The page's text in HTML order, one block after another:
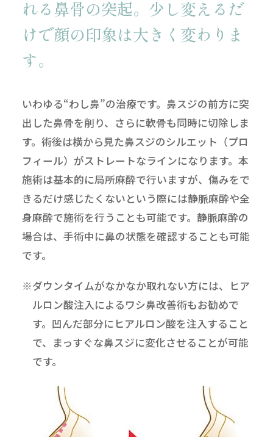
れる鼻骨の突起。 少し変えるだ
けで顔の印象は大きく変わりま
す。
いわゆる“わし鼻”の治療です。鼻スジの前方に突
出した鼻骨を削り、さらに軟骨も同時に切除しま
す。術後は横から見た鼻スジのシルエット（プロ
フィール）がストレートなラインになります。本
施術は基本的に局所麻酔で行いますが、傷みをで
きるだけ感じたくないという際には静脈麻酔や全
身麻酔で施術を行うことも可能です。静脈麻酔の
場合は、手術中に鼻の状態を確認することも可能
です。
※ダウンタイムがなかなか取れない方には、ヒア
ルロン酸注入によるワシ鼻改善術もお勧めで
す。凹んだ部分にヒアルロン酸を注入すること
で、まっすぐな鼻スジに変化させることが可能
です。